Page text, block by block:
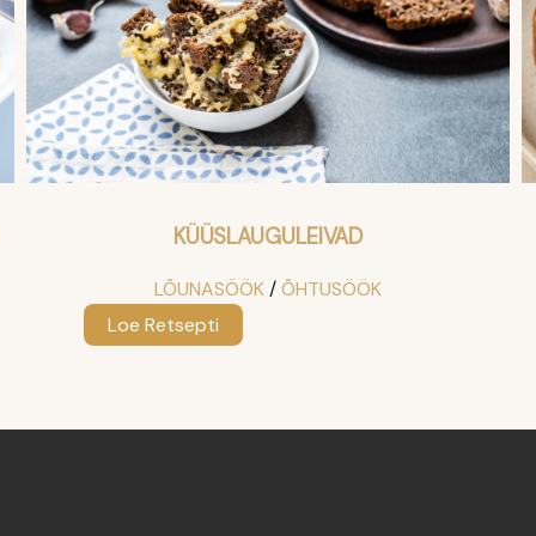
KÜÜSLAUGULEIVAD
LÕUNASÖÖK / ÕHTUSÖÖK
Loe Retsepti
Küüslauguleivad